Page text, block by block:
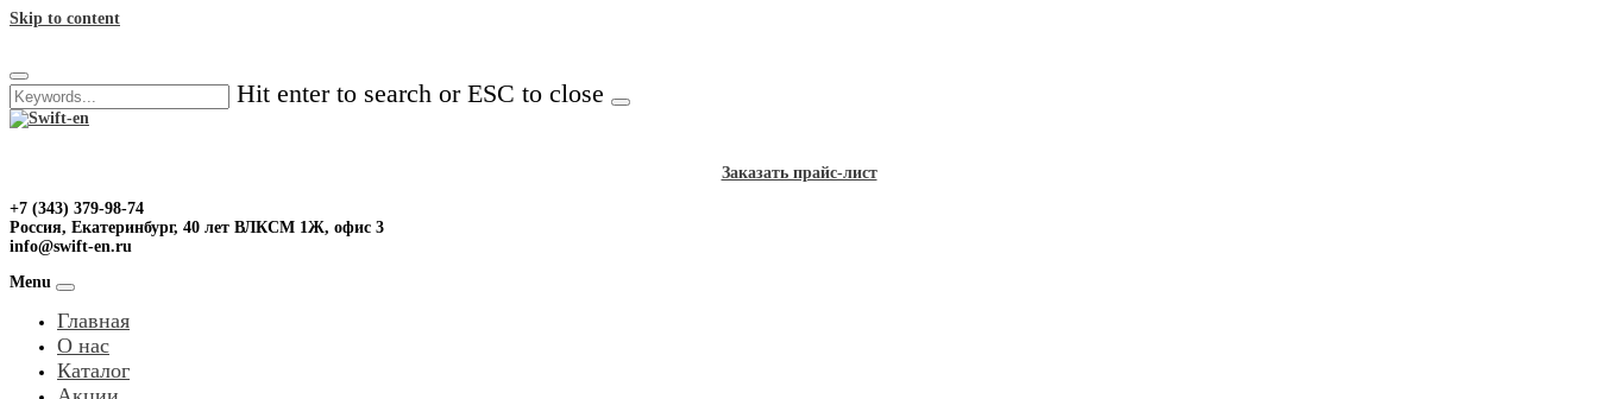
Skip to content
Hit enter to search or ESC to close
Заказать прайс-лист
+7 (343) 379-98-74
Россия, Екатеринбург, 40 лет ВЛКСМ 1Ж, офис 3
info@swift-en.ru
Menu
Главная
О нас
Каталог